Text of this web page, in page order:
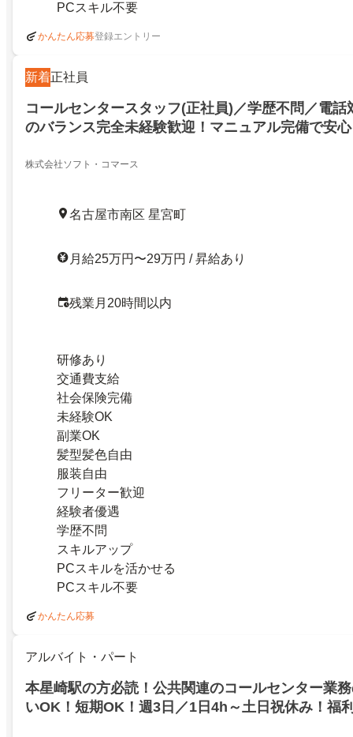
PCスキル不要
かんたん応募登録エントリー
新着正社員
コールセンタースタッフ(正社員)／学歴不問／電話
のバランス完全未経験歓迎！マニュアル完備で安
株式会社ソフト・コマース
名古屋市南区 星宮町
月給25万円〜29万円 / 昇給あり
残業月20時間以内
研修あり
交通費支給
社会保険完備
未経験OK
副業OK
髪型髪色自由
服装自由
フリーター歓迎
経験者優遇
学歴不問
スキルアップ
PCスキルを活かせる
PCスキル不要
かんたん応募
アルバイト・パート
本星崎駅の方必読！公共関連のコールセンター業
いOK！短期OK！週3日／1日4h～土日祝休み！福